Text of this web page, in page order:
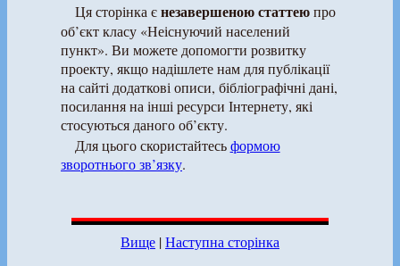
Ця сторінка єнезавершеною статтеюпро
об’єкт класу «Неіснуючий населений
пункт». Ви можете допомогти розвитку
проекту, якщо надішлете нам для публікації
на сайті додаткові описи, бібліографічні дані,
посилання на інші ресурси Інтернету, які
стосуються даного об’єкту.
Для цього скористайтесьформою
зворотнього зв’язку.
Вище |Наступна сторінка